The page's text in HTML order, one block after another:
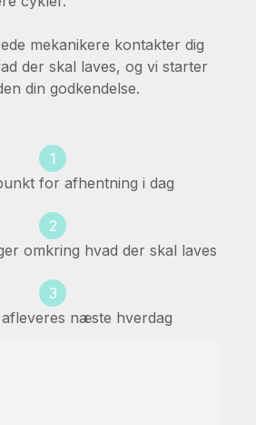
mekanikere kontakter dig
der skal laves, og vi starter
din godkendelse.
1
for afhentning i dag
2
omkring hvad der skal laves
3
næste hverdag